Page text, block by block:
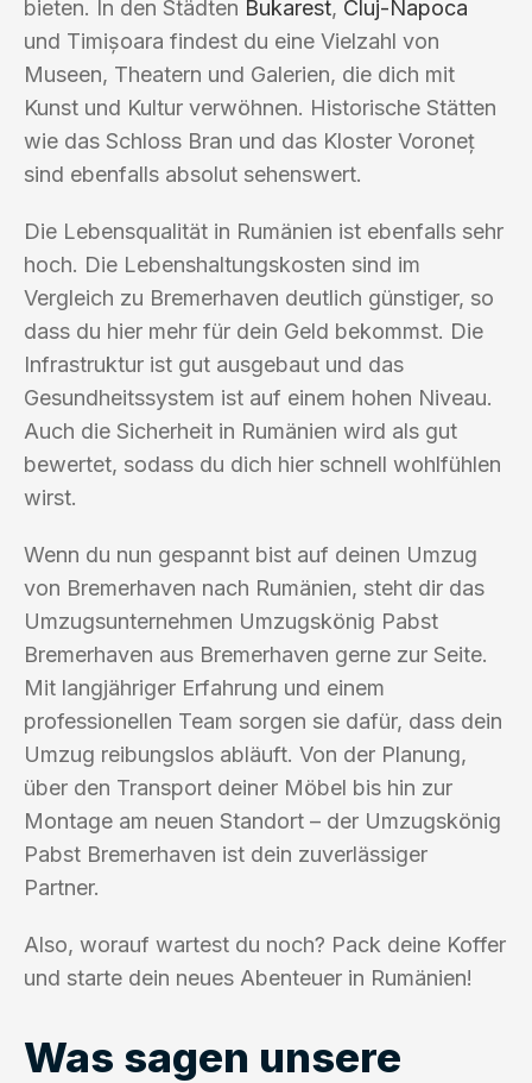
bieten. In den Städten Bukarest, Cluj-Napoca
und Timișoara findest du eine Vielzahl von
Museen, Theatern und Galerien, die dich mit
Kunst und Kultur verwöhnen. Historische Stätten
wie das Schloss Bran und das Kloster Voroneț
sind ebenfalls absolut sehenswert.
Die Lebensqualität in Rumänien ist ebenfalls sehr
hoch. Die Lebenshaltungskosten sind im
Vergleich zu Bremerhaven deutlich günstiger, so
dass du hier mehr für dein Geld bekommst. Die
Infrastruktur ist gut ausgebaut und das
Gesundheitssystem ist auf einem hohen Niveau.
Auch die Sicherheit in Rumänien wird als gut
bewertet, sodass du dich hier schnell wohlfühlen
wirst.
Wenn du nun gespannt bist auf deinen Umzug
von Bremerhaven nach Rumänien, steht dir das
Umzugsunternehmen Umzugskönig Pabst
Bremerhaven aus Bremerhaven gerne zur Seite.
Mit langjähriger Erfahrung und einem
professionellen Team sorgen sie dafür, dass dein
Umzug reibungslos abläuft. Von der Planung,
über den Transport deiner Möbel bis hin zur
Montage am neuen Standort – der Umzugskönig
Pabst Bremerhaven ist dein zuverlässiger
Partner.
Also, worauf wartest du noch? Pack deine Koffer
und starte dein neues Abenteuer in Rumänien!
Was sagen unsere